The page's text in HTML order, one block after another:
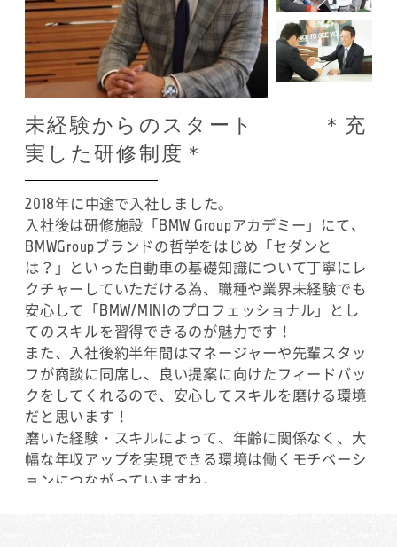
未経験からのスタート ＊充
実した研修制度＊
2018年に中途で入社しました。
入社後は研修施設「BMW Groupアカデミー」にて、
BMWGroupブランドの哲学をはじめ「セダンと
は？」といった自動車の基礎知識について丁寧にレ
クチャーしていただける為、職種や業界未経験でも
安心して「BMW/MINIのプロフェッショナル」とし
てのスキルを習得できるのが魅力です！
また、入社後約半年間はマネージャーや先輩スタッ
フが商談に同席し、良い提案に向けたフィードバッ
クをしてくれるので、安心してスキルを磨ける環境
だと思います！
磨いた経験・スキルによって、年齢に関係なく、大
幅な年収アップを実現できる環境は働くモチベーシ
ョンにつながっていますね。